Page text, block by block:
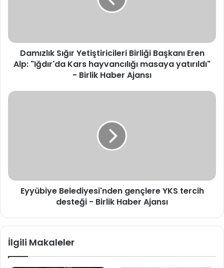
Birlik
AjansıDamızlık Sığır Yetiştiricileri Birliği Başkanı Eren
Alp: "Iğdır'da Kars hayvancılığı masaya yatırıldı"
- Birlik Haber Ajansı
Eyyübiye
Eyyübiye Belediyesi'nden gençlere YKS tercih
desteği - Birlik Haber Ajansı
İlgili Makaleler